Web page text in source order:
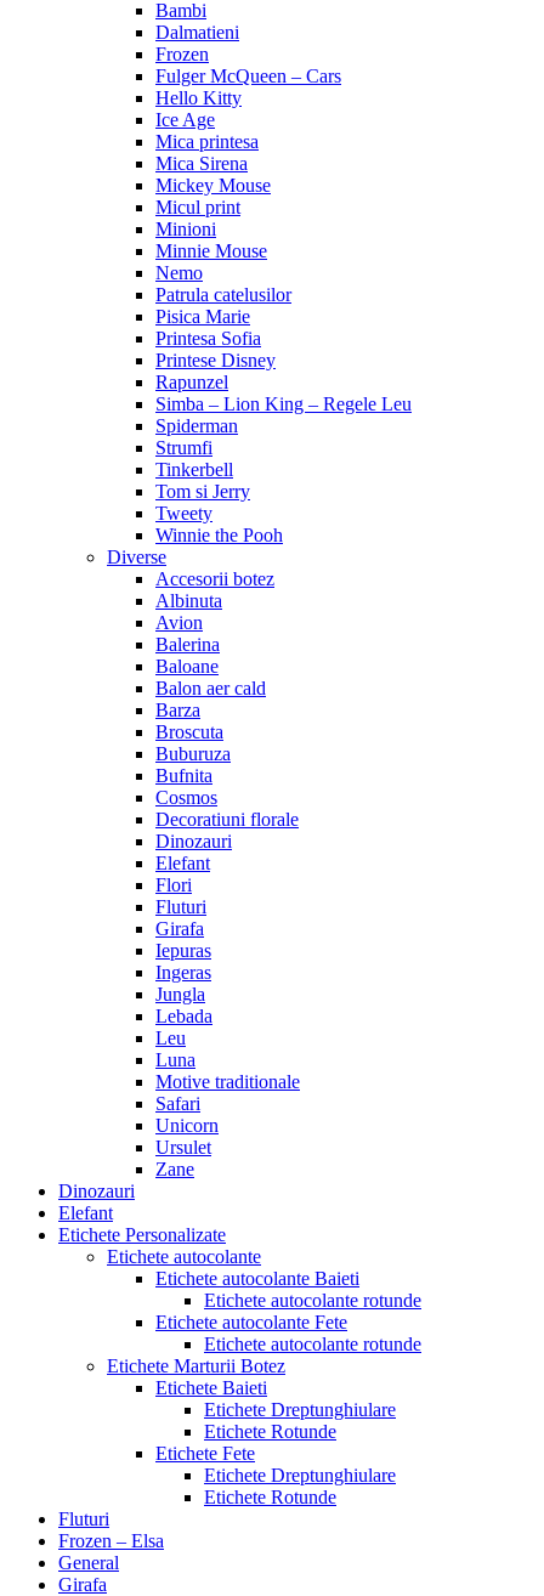
Bambi
Dalmatieni
Frozen
Fulger McQueen – Cars
Hello Kitty
Ice Age
Mica printesa
Mica Sirena
Mickey Mouse
Micul print
Minioni
Minnie Mouse
Nemo
Patrula catelusilor
Pisica Marie
Printesa Sofia
Printese Disney
Rapunzel
Simba – Lion King – Regele Leu
Spiderman
Strumfi
Tinkerbell
Tom si Jerry
Tweety
Winnie the Pooh
Diverse
Accesorii botez
Albinuta
Avion
Balerina
Baloane
Balon aer cald
Barza
Broscuta
Buburuza
Bufnita
Cosmos
Decoratiuni florale
Dinozauri
Elefant
Flori
Fluturi
Girafa
Iepuras
Ingeras
Jungla
Lebada
Leu
Luna
Motive traditionale
Safari
Unicorn
Ursulet
Zane
Dinozauri
Elefant
Etichete Personalizate
Etichete autocolante
Etichete autocolante Baieti
Etichete autocolante rotunde
Etichete autocolante Fete
Etichete autocolante rotunde
Etichete Marturii Botez
Etichete Baieti
Etichete Dreptunghiulare
Etichete Rotunde
Etichete Fete
Etichete Dreptunghiulare
Etichete Rotunde
Fluturi
Frozen – Elsa
General
Girafa